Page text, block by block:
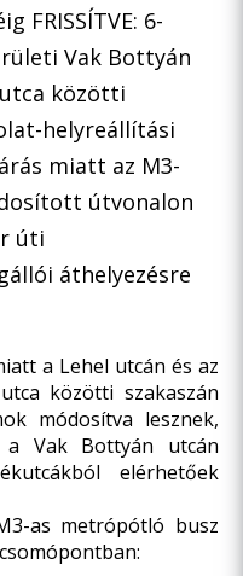
FRISSÍTVE: 6-
Vak Bottyán
közötti
helyreállítási
miatt az M3-
útvonalon
úti
áthelyezésre
a Lehel utcán és az
közötti szakaszán
módosítva lesznek,
Vak Bottyán utcán
elérhetőek
as metrópótló busz